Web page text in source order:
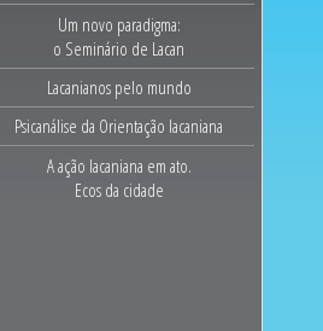
Um novo paradigma:
o Seminário de Lacan
Lacanianos pelo mundo
Psicanálise da Orientação lacaniana
A ação lacaniana em ato.
Ecos da cidade